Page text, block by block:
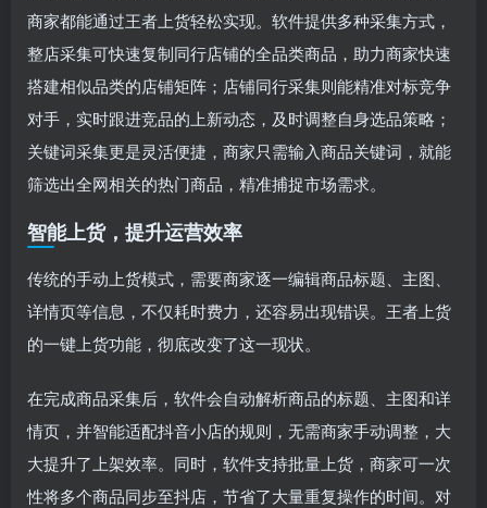
商家都能通过王者上货轻松实现。软件提供多种采集方式，
整店采集可快速复制同行店铺的全品类商品，助力商家快速
搭建相似品类的店铺矩阵；店铺同行采集则能精准对标竞争
对手，实时跟进竞品的上新动态，及时调整自身选品策略；
关键词采集更是灵活便捷，商家只需输入商品关键词，就能
筛选出全网相关的热门商品，精准捕捉市场需求。
智能上货，提升运营效率
传统的手动上货模式，需要商家逐一编辑商品标题、主图、
详情页等信息，不仅耗时费力，还容易出现错误。王者上货
的一键上货功能，彻底改变了这一现状。
在完成商品采集后，软件会自动解析商品的标题、主图和详
情页，并智能适配抖音小店的规则，无需商家手动调整，大
大提升了上架效率。同时，软件支持批量上货，商家可一次
性将多个商品同步至抖店，节省了大量重复操作的时间。对